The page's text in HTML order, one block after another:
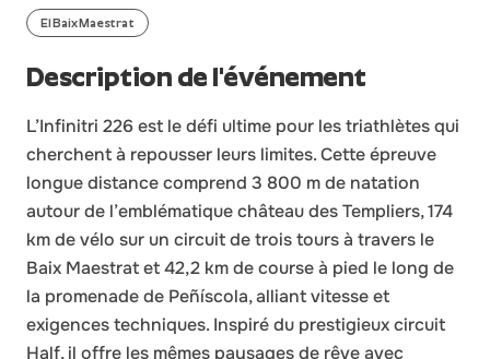
El Baix Maestrat
Description de l'événement
L’Infinitri 226 est le défi ultime pour les triathlètes qui
cherchent à repousser leurs limites. Cette épreuve
longue distance comprend 3 800 m de natation
autour de l’emblématique château des Templiers, 174
km de vélo sur un circuit de trois tours à travers le
Baix Maestrat et 42,2 km de course à pied le long de
la promenade de Peñíscola, alliant vitesse et
exigences techniques. Inspiré du prestigieux circuit
Half, il offre les mêmes paysages de rêve avec